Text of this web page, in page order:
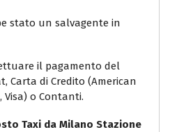
stato un salvagente in
il pagamento del
Carta di Credito (American
Visa) o Contanti.
Taxi da Milano Stazione